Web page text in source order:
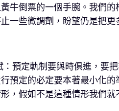
牛倒票的一個手腕。我們
一些微調劑，盼望仍是把更
預定軌制要與時俱進，要
預定的必定要本著最小化
，假如不是這種情形我們